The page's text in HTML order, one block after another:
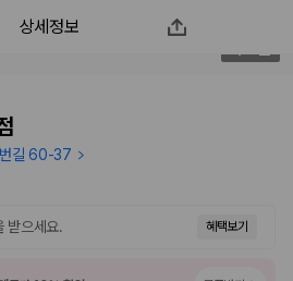
첨단점
렌트카 가격비교 플랫폼
상세정보
번길 60-37
받으세요. 혜택보기